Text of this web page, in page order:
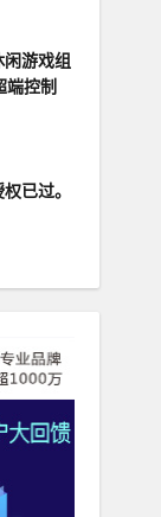
游戏组
端控制
已过。